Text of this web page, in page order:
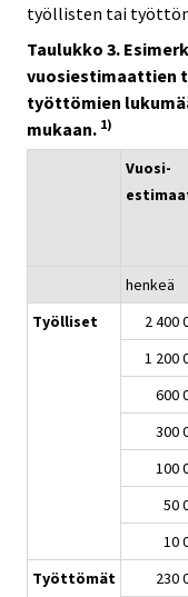
työllisten tai
Taulukko 3.
vuosiestimaattien
työttömien
mukaan. 1)
Vuosi-
henkeä
Työlliset
2 400
1 200
600
300
100
50
10
Työttömät
230